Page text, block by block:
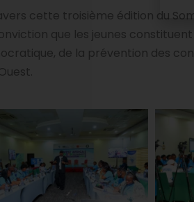
cette troisième édition du
que les jeunes
de la prévention des